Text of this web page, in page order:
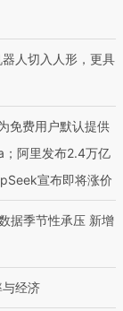
人切入人形，更具
免费用户默认提供
阿里发布2.4万亿
宣布即将涨价
据季节性承压 新增
经济